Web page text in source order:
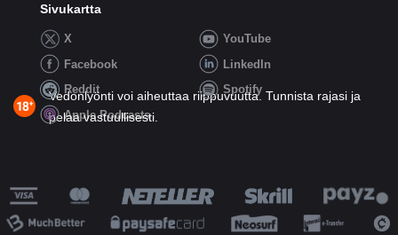
Sivukartta
X
YouTube
Facebook
LinkedIn
Reddit
Spotify
Apple Podcasts
Vedonlyönti voi aiheuttaa riippuvuutta. Tunnista rajasi ja
pelaa vastuullisesti.